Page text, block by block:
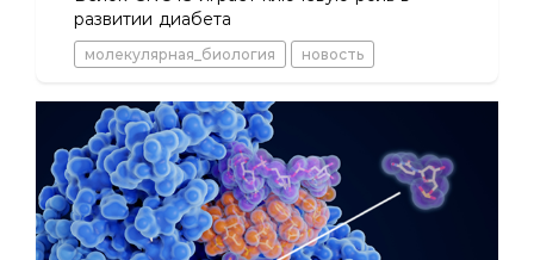
развитии диабета
молекулярная_биология новость